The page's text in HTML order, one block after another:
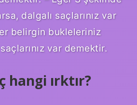
dalgalı saçlarınız var
belirgin bukleleriniz
saçlarınız var demektir.
hangi ırktır?